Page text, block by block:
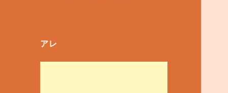
アレ